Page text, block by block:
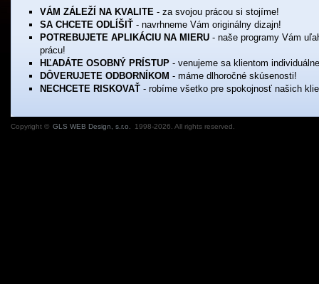
VÁM ZÁLEŽÍ NA KVALITE - za svojou prácou si stojíme!
SA CHCETE ODLÍŠIŤ - navrhneme Vám originálny dizajn!
POTREBUJETE APLIKÁCIU NA MIERU - naše programy Vám
prácu!
HĽADÁTE OSOBNÝ PRÍSTUP - venujeme sa klientom
DÔVERUJETE ODBORNÍKOM - máme dlhoročné skúsenosti!
NECHCETE RISKOVAŤ - robíme všetko pre spokojnosť našich
Copyright © GLS WEB Design, s.r.o. 1998-2026. All rights reserved.